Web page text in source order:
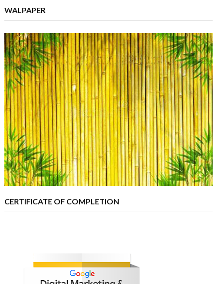
WALPAPER
CERTIFICATE OF COMPLETION